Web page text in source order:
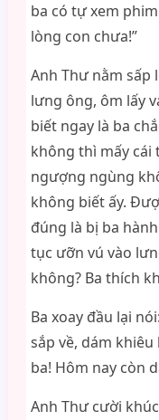
ba có tự xem
lòng con chưa!”
Anh Thư nằm sấp
lưng ông, ôm lấy
biết ngay là ba
không thì mấy cái
ngượng ngùng
không biết ấy.
đúng là bị ba
tục ưỡn vú vào
không? Ba thích
Ba xoay đầu lại
sắp về, dám
ba! Hôm nay còn
Anh Thư cười